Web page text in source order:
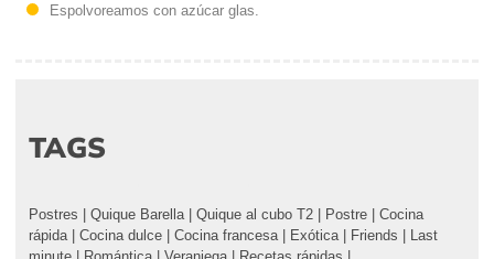
Espolvoreamos con azúcar glas.
TAGS
Postres Quique Barella Quique al cubo T2 Postre
Cocina
rápida
Cocina dulce Cocina francesa Exótica Friends
Last